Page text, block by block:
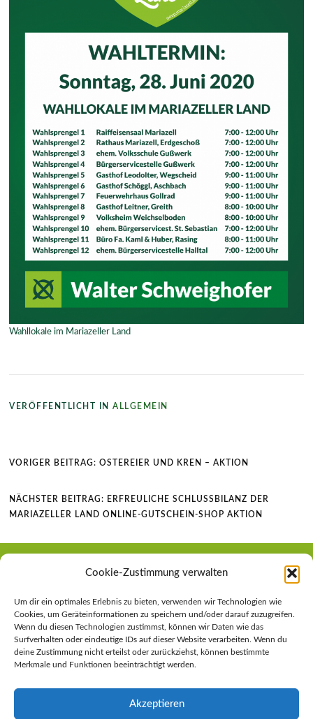
Cookie-Zustimmung verwalten
Um dir ein optimales Erlebnis zu bieten, verwenden wir Technologien wie
Cookies, um Geräteinformationen zu speichern und/oder darauf zuzugreifen.
Wenn du diesen Technologien zustimmst, können wir Daten wie das
Surfverhalten oder eindeutige IDs auf dieser Website verarbeiten. Wenn du
deine Zustimmung nicht erteilst oder zurückziehst, können bestimmte
Merkmale und Funktionen beeinträchtigt werden.
Akzeptieren
Wahllokale im Mariazeller Land
VERÖFFENTLICHT INALLGEMEIN
VORIGER BEITRAG: OSTEREIER UND KREN – AKTION
NÄCHSTER BEITRAG: ERFREULICHE SCHLUSSBILANZ DER
MARIAZELLER LAND ONLINE-GUTSCHEIN-SHOP AKTION
Fa T
W E
ail
Pr
tF